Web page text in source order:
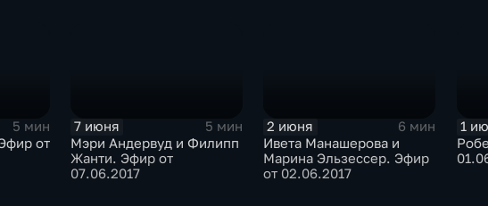
5 мин
от
7 июня
5 мин
Мэри Андервуд и Филипп
Жанти. Эфир от
07.06.2017
2 июня
6 мин
Ивета Манашерова и
Марина Эльзессер. Эфир
от 02.06.2017
1